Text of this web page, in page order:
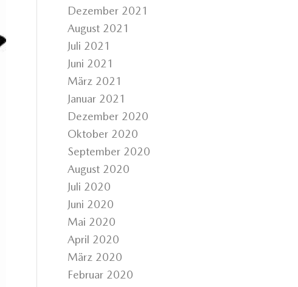
Dezember 2021
August 2021
Juli 2021
Juni 2021
März 2021
Januar 2021
Dezember 2020
Oktober 2020
September 2020
August 2020
Juli 2020
Juni 2020
Mai 2020
April 2020
März 2020
Februar 2020